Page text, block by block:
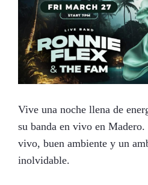
Vive una noche llena de
su banda en vivo en
vivo, buen ambiente y un
inolvidable.